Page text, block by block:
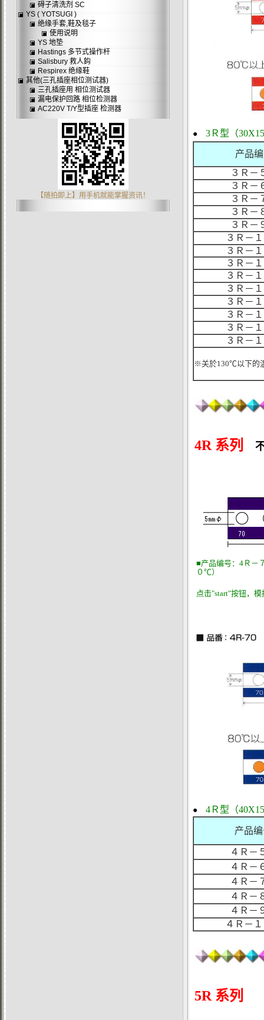
● 3Ｒ型（
产品
３Ｒ－
３Ｒ－
３Ｒ－
３Ｒ－
３Ｒ－
３Ｒ－
３Ｒ－
３Ｒ－
３Ｒ－
３Ｒ－
３Ｒ－
３Ｒ－
３Ｒ－
３Ｒ－
※关於130℃以下的
4R 系列 不
■产品编号：4Ｒ－
０℃）
点击"start"按钮，
● 4Ｒ型（
产品
４Ｒ－
４Ｒ－
４Ｒ－
４Ｒ－
４Ｒ－
４Ｒ－
5R 系列
碍子清洗剂 SC
YS ( YOTSUGI )
绝缘手套,鞋及毯子
使用说明
YS 地垫
Hastings 多节式操作杆
Salisbury 救人鈎
Respirex 绝缘鞋
其他(三孔插座相位测试器)
三孔插座用 相位测试器
漏电保护回路 相位检测器
AC220V T/Y型插座 检测器
【随拍即上】用手机就能掌握资讯！